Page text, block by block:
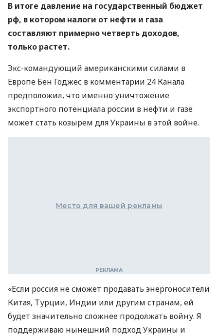
В итоге давление на государственный бюджет
рф, в котором налоги от нефти и газа
составляют примерно четверть доходов,
только растет.
Экс-командующий американскими силами в
Европе Бен Годжес в комментарии 24 Канала
предположил, что именно уничтожение
экспортного потенциала россии в нефти и газе
может стать козырем для Украины в этой войне.
Место для вашей рекламы
«Если россия не сможет продавать энергоносители
Китая, Турции, Индии или другим странам, ей
будет значительно сложнее продолжать войну. Я
поддерживаю нынешний подход Украины и